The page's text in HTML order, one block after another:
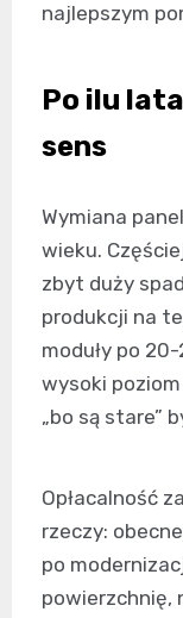
najlepszym
Po ilu
sens
Wymiana
wieku.
zbyt duży
produkcji na
moduły po
wysoki
„bo są stare”
Opłacalność
rzeczy:
po
powierzchnię,